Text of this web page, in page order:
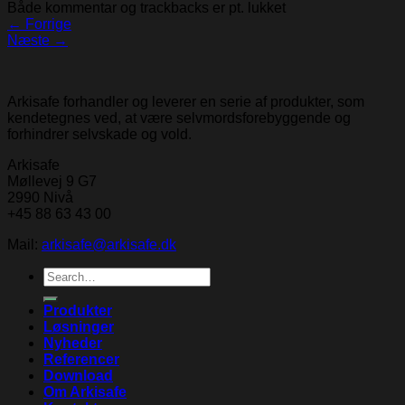
Både kommentar og trackbacks er pt. lukket
← Forrige
Næste →
Arkisafe forhandler og leverer en serie af produkter, som
kendetegnes ved, at være selvmordsforebyggende og
forhindrer selvskade og vold.
Arkisafe
Møllevej 9 G7
2990 Nivå
+45 88 63 43 00
Mail: arkisafe@arkisafe.dk
Search
for:
Produkter
Løsninger
Nyheder
Referencer
Download
Om Arkisafe